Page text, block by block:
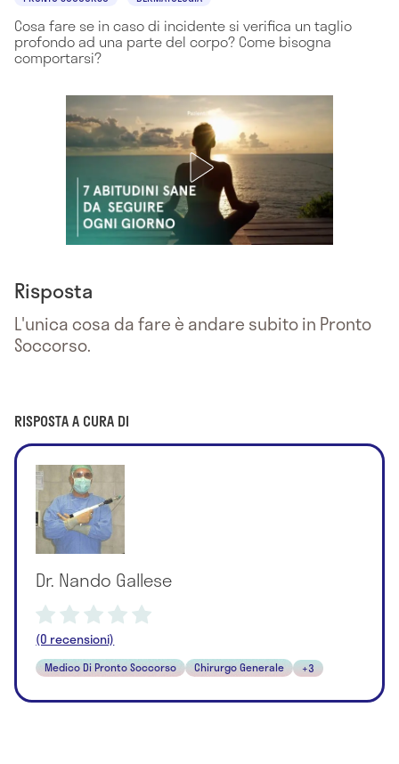
Cosa fare se in caso di incidente si verifica un taglio
profondo ad una parte del corpo? Come bisogna
comportarsi?
Risposta
L'unica cosa da fare è andare subito in Pronto
Soccorso.
RISPOSTA A CURA DI
Dr. Nando Gallese
(0 recensioni)
Medico Di Pronto Soccorso Chirurgo Generale +3